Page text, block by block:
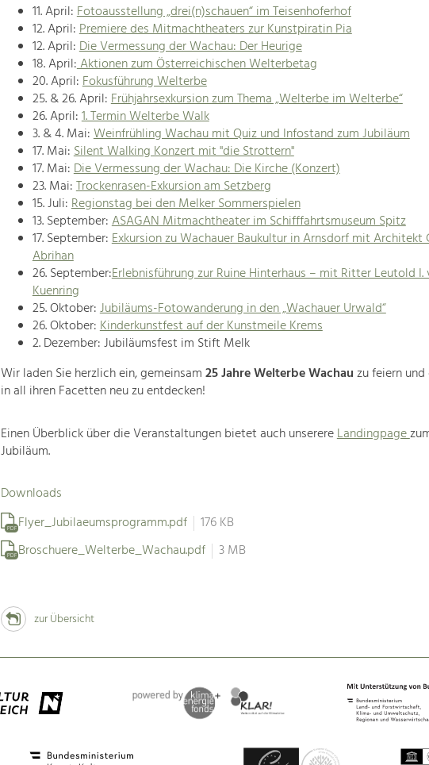
11. April:Fotoausstellung „drei(n)schauen“ im Teisenhoferhof
12. April:Premiere des Mitmachtheaters zur Kunstpiratin Pia
12. April:Die Vermessung der Wachau: Der Heurige
18. April:Aktionen zum Österreichischen Welterbetag
20. April:Fokusführung Welterbe
25. & 26. April:Frühjahrsexkursion zum Thema „Welterbe im Welterbe“
26. April:1. Termin Welterbe Walk
3. & 4. Mai:Weinfrühling Wachau mit Quiz und Infostand zum Jubiläum
17. Mai:Silent Walking Konzert mit "die Strottern"
17. Mai:Die Vermessung der Wachau: Die Kirche (Konzert)
23. Mai:Trockenrasen-Exkursion am Setzberg
15. Juli:Regionstag bei den Melker Sommerspielen
13. September:ASAGAN Mitmachtheater im Schifffahrtsmuseum Spitz
17. September:Exkursion zu Wachauer Baukultur in Arnsdorf mit Architekt
Abrihan
26. September:Erlebnisführung zur Ruine Hinterhaus – mit Ritter Leutold I.
Kuenring
25. Oktober:Jubiläums-Fotowanderung in den „Wachauer Urwald“
26. Oktober:Kinderkunstfest auf der Kunstmeile Krems
2. Dezember: Jubiläumsfest im Stift Melk
Wir laden Sie herzlich ein, gemeinsam25 Jahre Welterbe Wachauzu feiern
in all ihren Facetten neu zu entdecken!
Einen Überblick über die Veranstaltungen bietet auch unserereLandingpage
Jubiläum.
Downloads
PDF Flyer_Jubilaeumsprogramm.pdf 176 KB
PDF Broschuere_Welterbe_Wachau.pdf 3 MB
zur Übersicht